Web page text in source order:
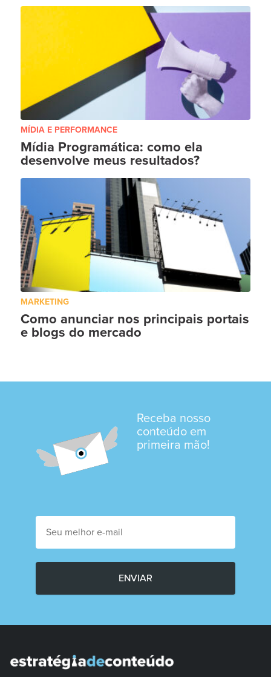
MÍDIA E PERFORMANCE
Mídia Programática: como ela
desenvolve meus resultados?
MARKETING
Como anunciar nos principais portais
e blogs do mercado
Receba nosso
conteúdo em
primeira mão!
ENVIAR